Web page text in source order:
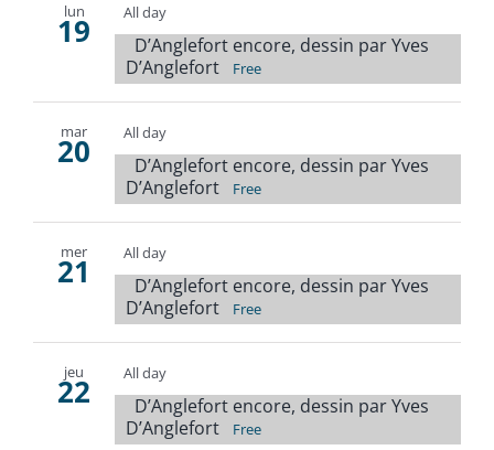
lun
19 All day
D’Anglefort encore, dessin par Yves
D’Anglefort
Free
mar
20 All day
D’Anglefort encore, dessin par Yves
D’Anglefort
Free
mer
21 All day
D’Anglefort encore, dessin par Yves
D’Anglefort
Free
jeu
22 All day
D’Anglefort encore, dessin par Yves
D’Anglefort
Free